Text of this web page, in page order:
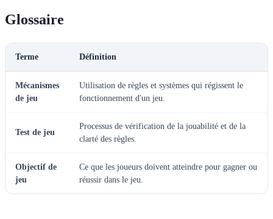
Glossaire
Terme Définition
Mécanismes
de jeu
Utilisation de règles et systèmes qui régissent le
fonctionnement d'un jeu.
Test de jeu
Processus de vérification de la jouabilité et de la
clarté des règles.
Objectif de
jeu
Ce que les joueurs doivent atteindre pour gagner ou
réussir dans le jeu.